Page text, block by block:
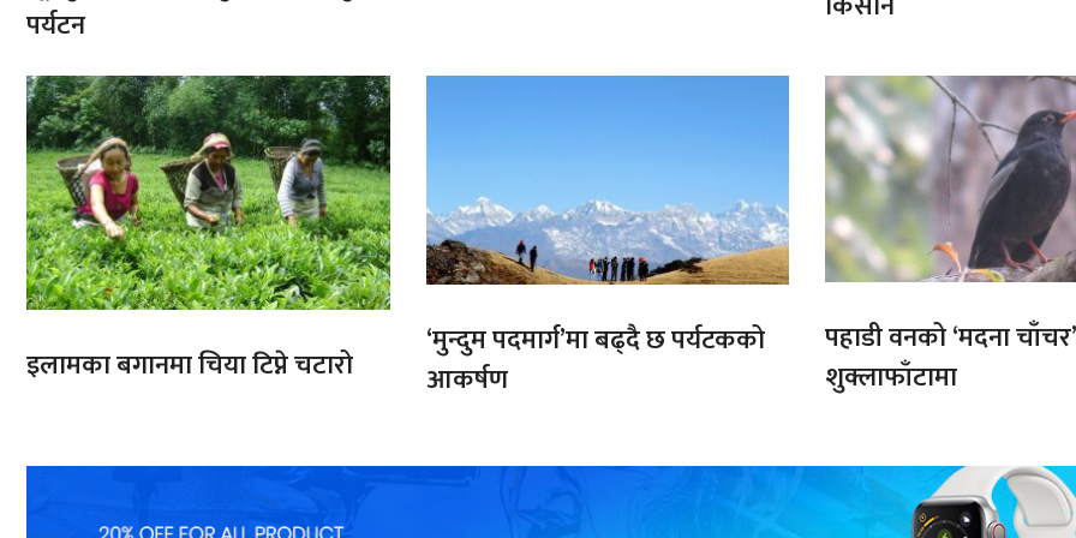
पर्यटन
इलामका बगानमा चिया टिप्ने चटारो
‘मुन्दुम पदमार्ग’मा बढ्दै छ पर्यटकको
आकर्षण
पहाडी वनको ‘मदना चाँचर’
शुक्लाफाँटामा